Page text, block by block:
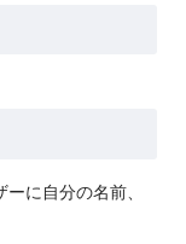
に自分の名前、